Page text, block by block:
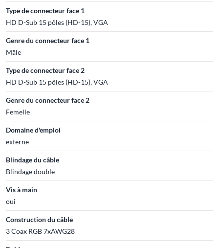
Type de connecteur face 1
HD D-Sub 15 pôles (HD-15), VGA
Genre du connecteur face 1
Mâle
Type de connecteur face 2
HD D-Sub 15 pôles (HD-15), VGA
Genre du connecteur face 2
Femelle
Domaine d'emploi
externe
Blindage du câble
Blindage double
Vis à main
oui
Construction du câble
3 Coax RGB 7xAWG28